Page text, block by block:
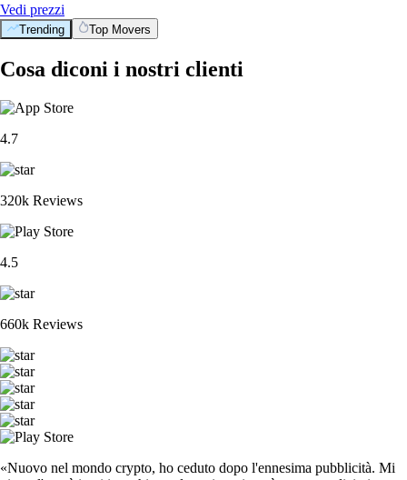
Vedi prezzi
Trending Top Movers
Cosa diconi i nostri clienti
4.7
320k Reviews
4.5
660k Reviews
«Nuovo nel mondo crypto, ho ceduto dopo l'ennesima pubblicità. Mi